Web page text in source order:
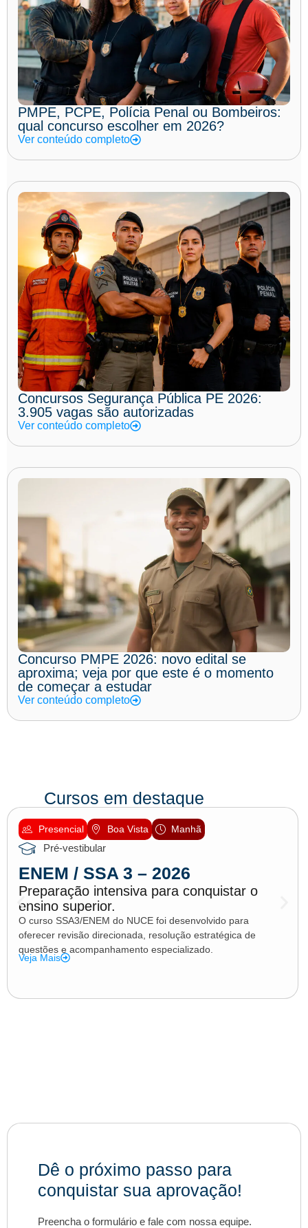
PMPE, PCPE, Polícia Penal ou Bombeiros:
qual concurso escolher em 2026?
Ver conteúdo completo
Concursos Segurança Pública PE 2026:
3.905 vagas são autorizadas
Ver conteúdo completo
Concurso PMPE 2026: novo edital se
aproxima; veja por que este é o momento
de começar a estudar
Ver conteúdo completo
Cursos em destaque
Presencial Boa Vista Manhã
Pré-vestibular
ENEM / SSA 3 – 2026
Preparação intensiva para conquistar o
ensino superior.
O curso SSA3/ENEM do NUCE foi desenvolvido para
oferecer revisão direcionada, resolução estratégica de
questões e acompanhamento especializado.
Veja Mais
Dê o próximo passo para
conquistar sua aprovação!
Preencha o formulário e fale com nossa equipe.